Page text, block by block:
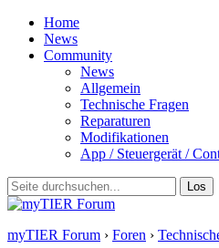
Home
News
Community
News
Allgemein
Technische Fragen
Reparaturen
Modifikationen
App / Steuergerät /
myTIER Forum › Foren ›